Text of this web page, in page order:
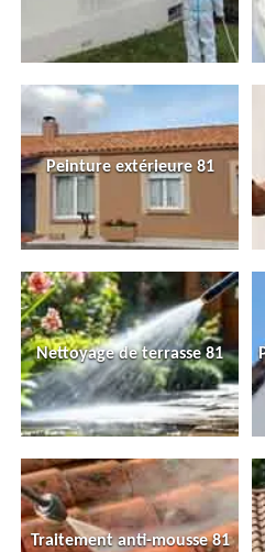
Peinture extérieure 81
Nettoyage de terrasse 81
Traitement anti-mousse 81